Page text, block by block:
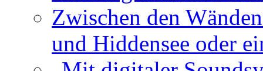
Zwischen den
und Hiddensee oder